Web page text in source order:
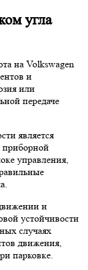
угла
на Volkswagen
и
или
передаче
является
приборной
управления,
и
устойчивости
случаях
движения,
парковке.